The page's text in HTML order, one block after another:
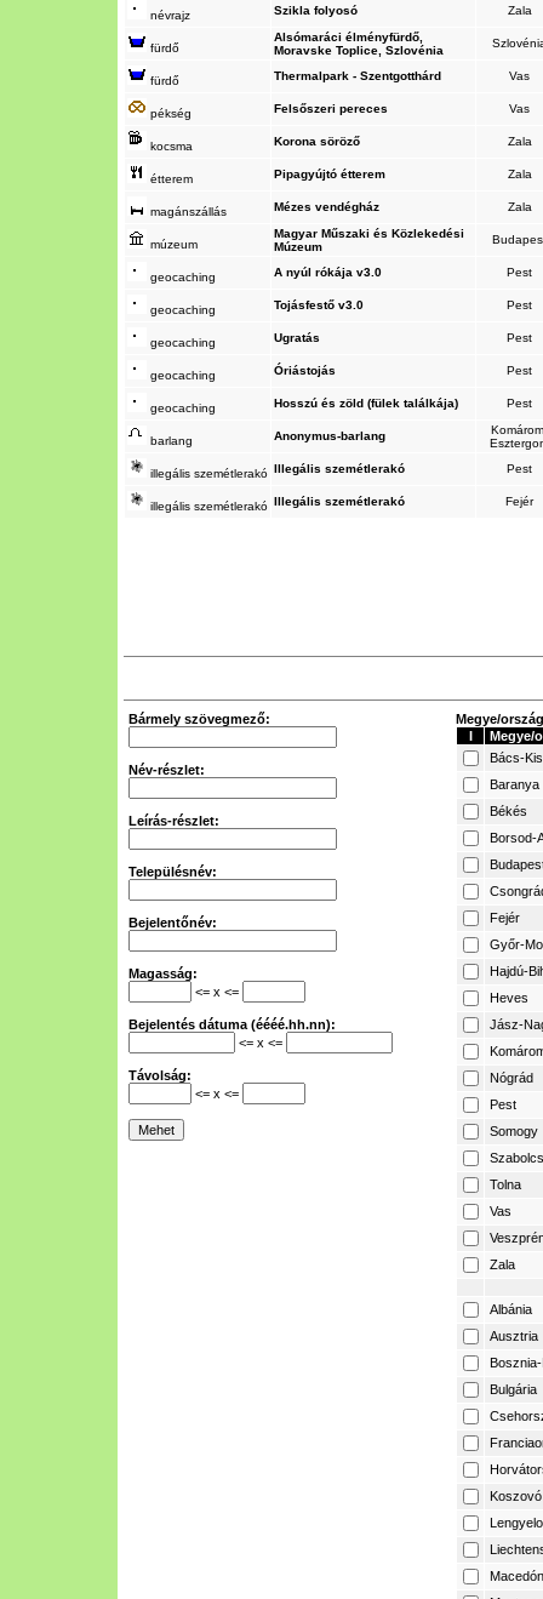
névrajz Szikla folyosó Zala
fürdő
Alsómaráci élményfürdő,
Moravske Toplice, Szlovénia
fürdő Thermalpark - Szentgotthárd Vas
pékség Felsőszeri pereces Vas
kocsma Korona söröző Zala
étterem Pipagyújtó étterem Zala
magánszállás Mézes vendégház Zala
múzeum
Magyar Műszaki és Közlekedési
Múzeum
geocaching A nyúl rókája v3.0 Pest
geocaching Tojásfestő v3.0 Pest
geocaching Ugratás Pest
geocaching Óriástojás Pest
geocaching Hosszú és zöld (fülek találkája) Pest
barlang Anonymus-barlang
illegális szemétlerakó Illegális szemétlerakó Pest
illegális szemétlerakó Illegális szemétlerakó Fejér
Bármely szövegmező:
Név-részlet:
Leírás-részlet:
Településnév:
Bejelentőnév:
Magasság:
<= x <=
Bejelentés dátuma (éééé.hh.nn):
<= x <=
Távolság:
<= x <=
Megye/
I
Megye/
Bács-
Baranya
Békés
Borsod-
Fejér
Győr-
Hajdú-
Heves
Jász-
Nógrád
Pest
Somogy
Tolna
Vas
Zala
Albánia
Ausztria
Bulgária
Koszovó